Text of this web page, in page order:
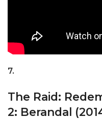
7.
The Raid:
2: Berandal